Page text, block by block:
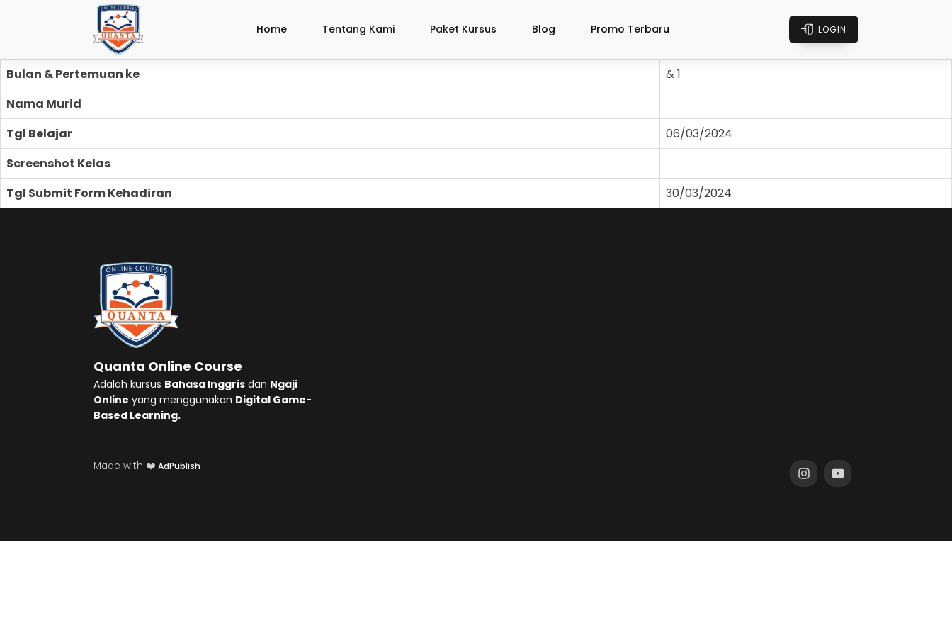
Home Tentang Kami Paket Kursus Blog Promo Terbaru LOGIN
Bulan & Pertemuan ke
& 1
Nama Murid
Tgl Belajar
06/03/2024
Screenshot Kelas
Tgl Submit Form Kehadiran
30/03/2024
Quanta Online Course
Adalah kursus Bahasa Inggris dan Ngaji
Online yang menggunakan Digital Game-
Based Learning.
Made with ❤️ AdPublish